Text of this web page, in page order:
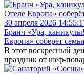
30 апреля 2026
Бранч «Ура,
Европа» соберёт семьи
В этот воскресный
праздник от шеф-